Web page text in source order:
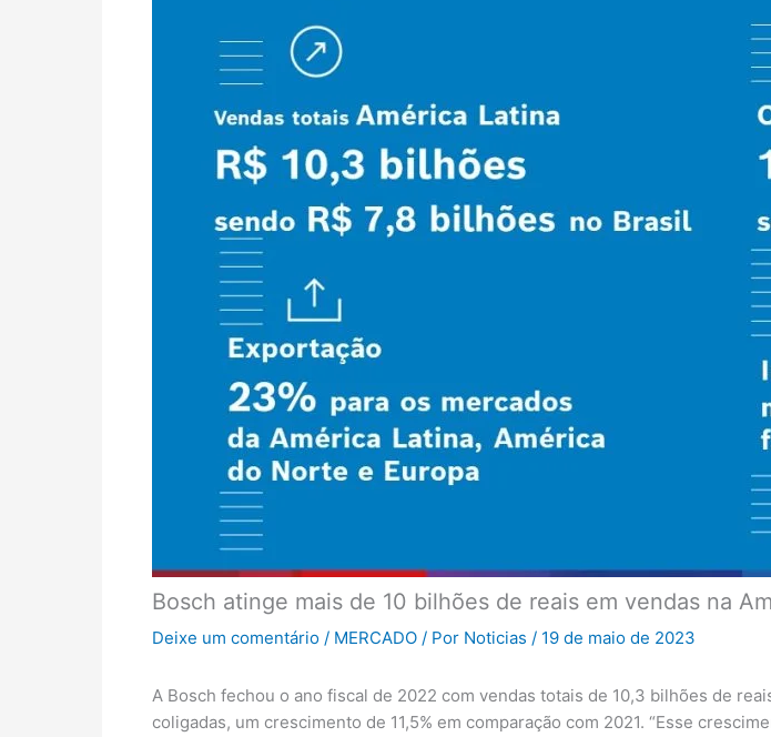
Bosch atinge mais de 10 bilhões de reais em vendas na
Deixe um comentário / MERCADO / Por Noticias / 19 de maio de 2023
A Bosch fechou o ano fiscal de 2022 com vendas totais de 10,3 bilhões de
coligadas, um crescimento de 11,5% em comparação com 2021. “Esse